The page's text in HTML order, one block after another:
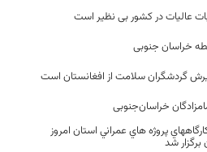
عالیات در کشور بی نظیر است
گردشگران سلامت از افغانستان است
پروژه هاي عمراني استان امروز
برگزار شد